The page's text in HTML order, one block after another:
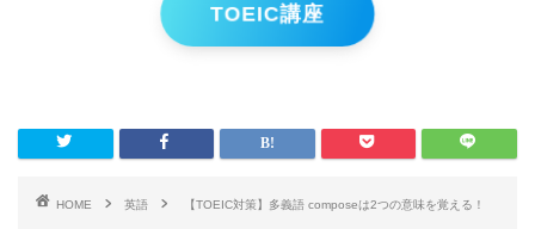
TOEIC講座
HOME 英語 【TOEIC対策】多義語 composeは2つの意味を覚える！